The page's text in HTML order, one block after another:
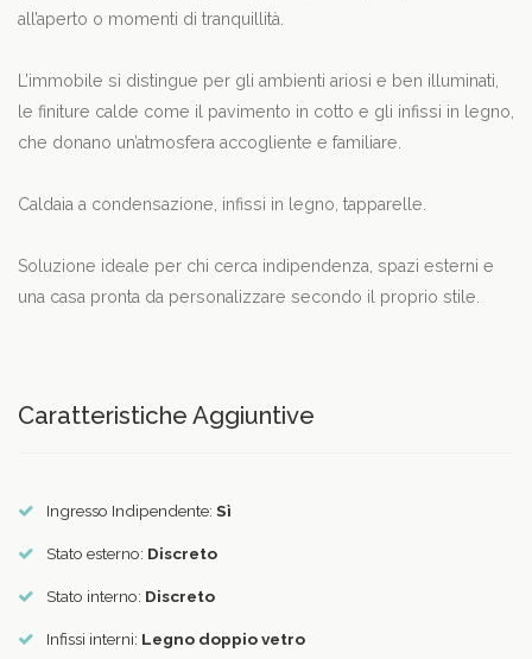
all’aperto o momenti di tranquillità.
L’immobile si distingue per gli ambienti ariosi e ben illuminati,
le finiture calde come il pavimento in cotto e gli infissi in legno,
che donano un’atmosfera accogliente e familiare.
Caldaia a condensazione, infissi in legno, tapparelle.
Soluzione ideale per chi cerca indipendenza, spazi esterni e
una casa pronta da personalizzare secondo il proprio stile.
Caratteristiche Aggiuntive
Ingresso Indipendente: Sì
Stato esterno: Discreto
Stato interno: Discreto
Infissi interni: Legno doppio vetro